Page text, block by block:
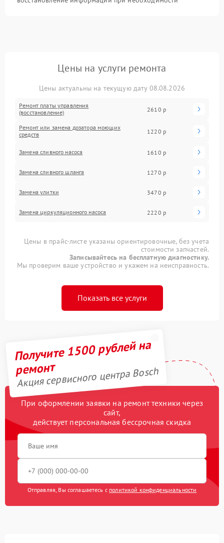
Цены на услуги ремонта
Цены актуальны на текущую дату 08.08.2026
Ремонт платы управления
(восстановление)
2610 р
Ремонт или замена дозатора моющих
средств
1220 р
Замена сливного насоса 1610 р
Замена сливного шланга 1270 р
Замена улитки 3470 р
Замена циркуляционного насоса 2220 р
Цены в прайс-листе указаны ориентировочные, без учета
стоимости запчастей.
Записывайтесь на бесплатную диагностику.
Мы проверим ваше устройство и укажем на неисправность.
Показать все услуги
Получите 1500 рублей на
ремонт
Акция сервисного центра Bosch
При оформлении заявки на ремонт техники через
сайт,
действует персональная бессрочная скидка
Отправляя, Вы соглашаетесь с политикой конфиденциальности